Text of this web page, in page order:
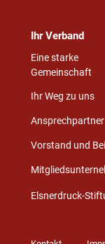
Ihr Verband
Eine starke
Gemeinschaft
Ihr Weg zu uns
Ansprechpartner
Vorstand und
Elsnerdruck-